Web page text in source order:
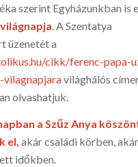
szerint Egyházunkban is
. A Szentatya
üzenetét a
cikk/ferenc-papa-
világhálós
olvashatjuk.
a Szűz Anya
el, akár csalá­di körben,
időkben.